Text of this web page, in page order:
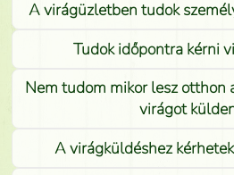
A virágüzletben tudok
Tudok időpontra kérni
Nem tudom mikor lesz otthon
virágot
A virágküldéshez